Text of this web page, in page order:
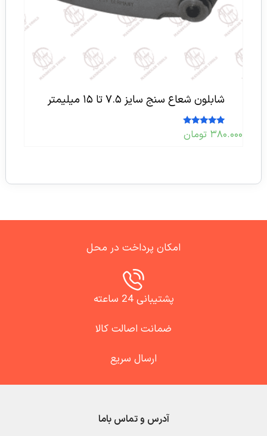
شابلون شعاع سنج سایز ۷.۵ تا ۱۵ میلیمتر
امتیاز
5.00
۳۸۰.۰۰۰ تومان
امکان پرداخت در محل
پشتیبانی 24 ساعته
ضمانت اصالت کالا
ارسال سریع
آدرس و تماس باما